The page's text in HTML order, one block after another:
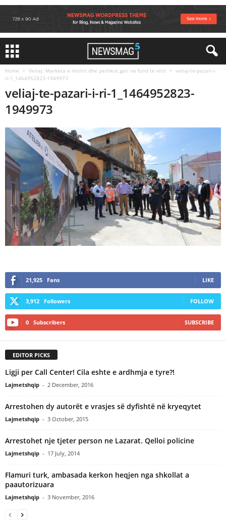
Home Veliaj: Markata e mishit dhe peshkut gati ne fund te vitit
veliaj-te-pazari-i-
ri-1_1464952823-1949973
veliaj-te-pazari-i-ri-1_1464952823-
1949973
21,925 Fans LIKE
3,912 Followers FOLLOW
0 Subscribers SUBSCRIBE
EDITOR PICKS
Ligji per Call Center! Cila eshte e ardhmja e tyre?!
Lajmetshqip - 2 December, 2016
Arrestohen dy autorët e vrasjes së dyfishtë në kryeqytet
Lajmetshqip - 3 October, 2015
Arrestohet nje tjeter person ne Lazarat. Qelloi policine
Lajmetshqip - 17 July, 2014
Flamuri turk, ambasada kerkon heqjen nga shkollat a
paautorizuara
Lajmetshqip - 3 November, 2016